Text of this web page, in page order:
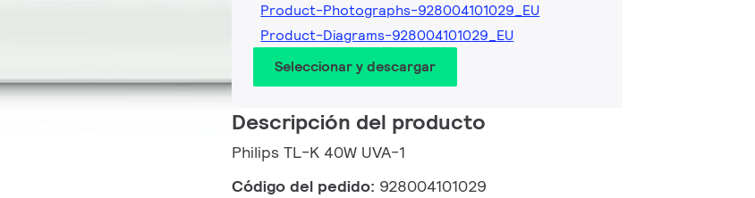
Product-Photographs-928004101029_EU
Product-Diagrams-928004101029_EU
Seleccionar y descargar
Descripción del producto
Philips TL-K 40W UVA-1
Código del pedido: 928004101029